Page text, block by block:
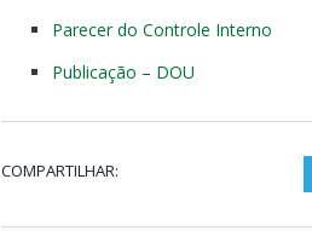
Parecer do Controle Interno
Publicação – DOU
COMPARTILHAR: